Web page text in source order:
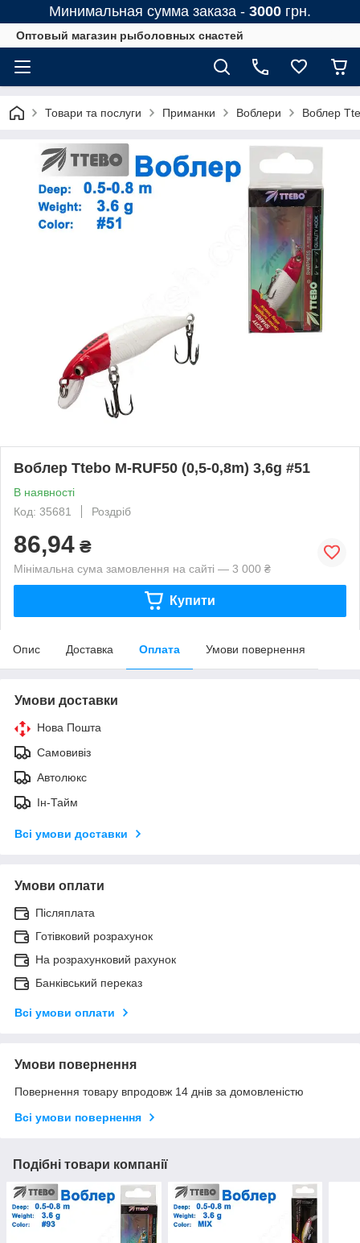
Минимальная сумма заказа - 3000 грн.
Оптовый магазин рыболовных снастей
Товари та послуги Приманки Воблери Воблер
Воблер Ttebo M-RUF50 (0,5-0,8m) 3,6g #51
В наявності
Код: 35681
Роздріб
86,94 ₴
Мінімальна сума замовлення на сайті — 3 000 ₴
Купити
Опис Доставка Оплата Умови повернення
Умови доставки
Нова Пошта
Самовивіз
Автолюкс
Ін-Тайм
Всі умови доставки
Умови оплати
Післяплата
Готівковий розрахунок
На розрахунковий рахунок
Банківський переказ
Всі умови оплати
Умови повернення
Повернення товару впродовж 14 днів за домовленістю
Всі умови повернення
Подібні товари компанії